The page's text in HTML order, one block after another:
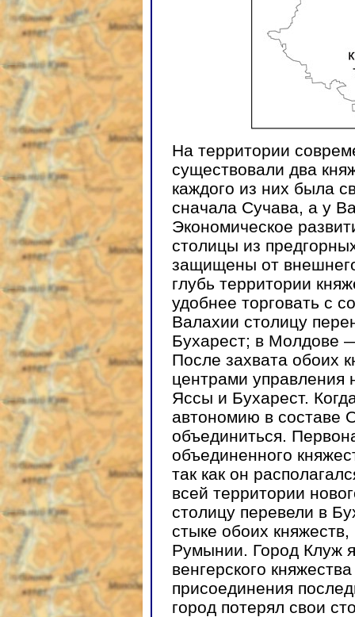
На территории
существовали два
каждого из них была
сначала Сучава, а у
Экономическое
столицы из
защищены от
глубь территории
удобнее торговать с
Валахии столицу
Бухарест; в Молдове
После захвата обоих
центрами
Яссы и Бухарест.
автономию в составе
объединиться.
объединенного
так как он
всей территории
столицу перевели в
стыке обоих
Румынии. Город Клуж
венгерского
присоединения
город потерял свои